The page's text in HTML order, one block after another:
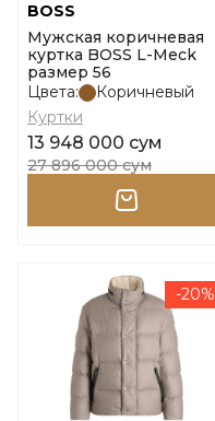
BOSS
Мужская коричневая
куртка BOSS L-Meck
размер 56
Цвета:
Коричневый
Куртки
13 948 000 сум
27 896 000 сум
-20%